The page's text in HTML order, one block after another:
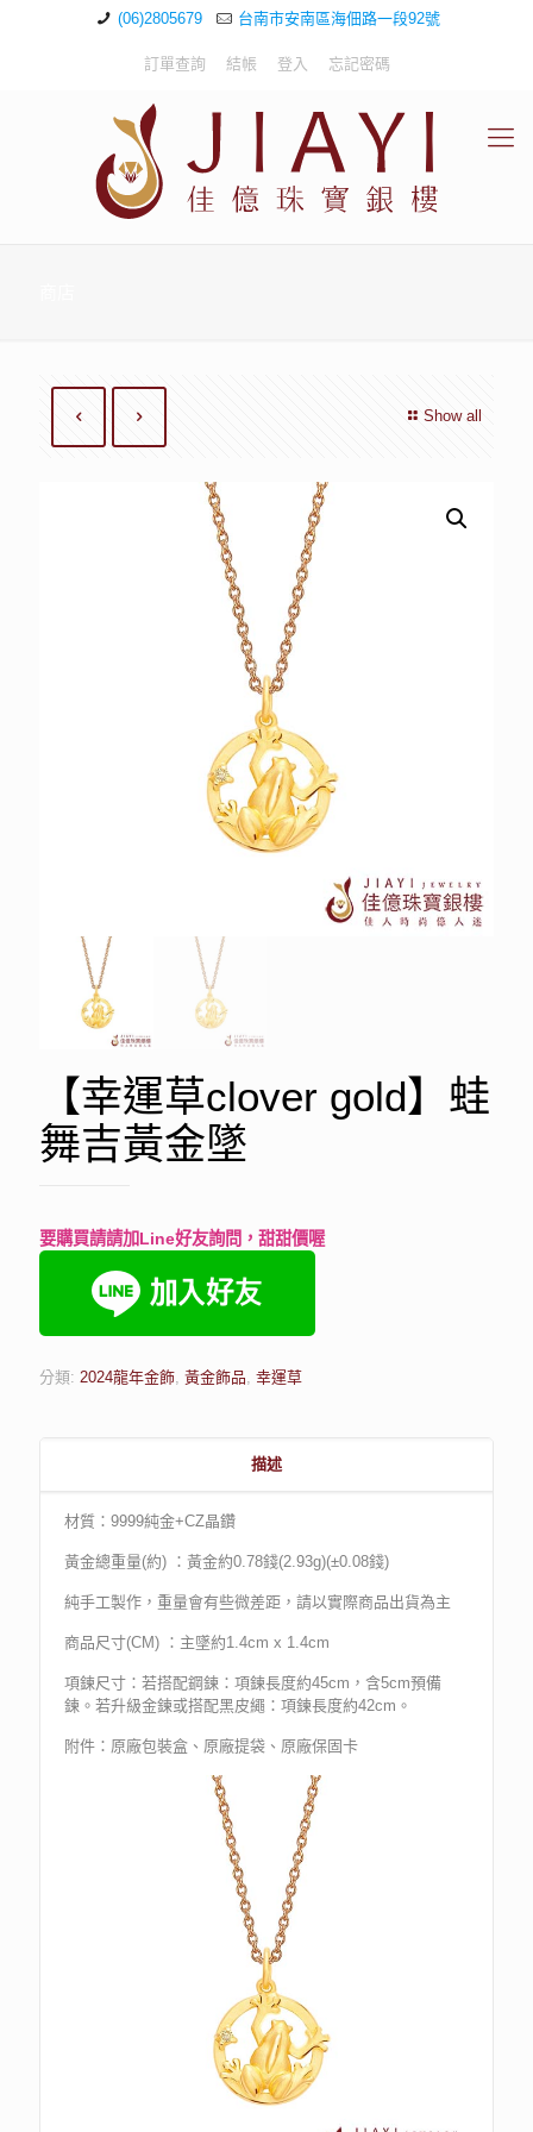
(06)2805679 台南市安南區海佃路一段92號
訂單查詢 結帳 登入 忘記密碼
Show all
【幸運草clover gold】蛙
舞吉黃金墜
要購買請請加Line好友詢問，甜甜價喔
分類: 2024龍年金飾, 黃金飾品, 幸運草
描述
材質：9999純金+CZ晶鑽
黃金總重量(約) ：黃金約0.78錢(2.93g)(±0.08錢)
純手工製作，重量會有些微差距，請以實際商品出貨為主
商品尺寸(CM) ：主墜約1.4cm x 1.4cm
項鍊尺寸：若搭配鋼鍊：項鍊長度約45cm，含5cm預備
鍊。若升級金鍊或搭配黑皮繩：項鍊長度約42cm。
附件：原廠包裝盒、原廠提袋、原廠保固卡